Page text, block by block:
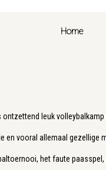
Home
leuk volleybalkamp
vooral allemaal gezellige
het faute